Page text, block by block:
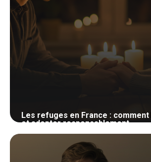
Les refuges en France :
et adopter responsablement